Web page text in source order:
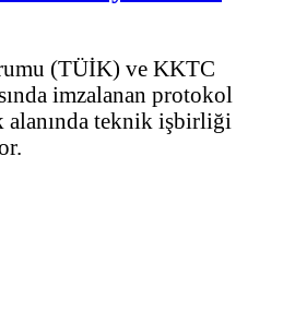
(TÜİK) ve KKTC
imzalanan protokol
alanında teknik işbirliği